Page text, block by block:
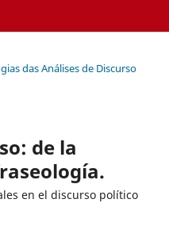
das Análises de Discurso
de la
en el discurso político